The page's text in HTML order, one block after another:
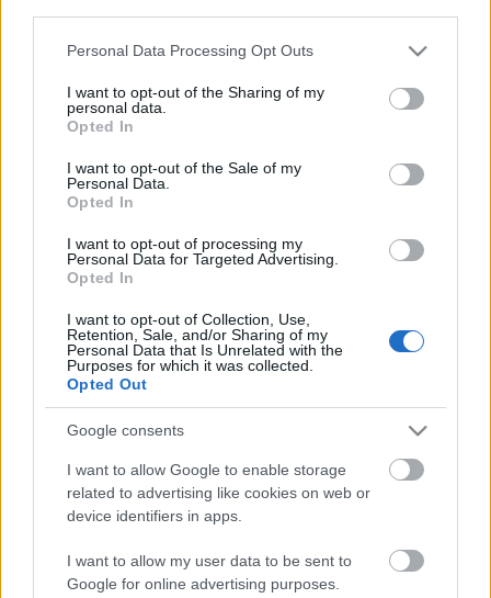
Please note that this website/app uses one or more Google
not limited to your visit or usage behaviour. You may click to
grant or deny consent to Google and its third-party tags to
use your data for below specified purposes in below Google
consent section.
Personal Data Processing Opt Outs
I want to opt-out of the Sharing of my
personal data.
Opted In
I want to opt-out of the Sale of my
Personal Data.
Opted In
I want to opt-out of processing my
Personal Data for Targeted Advertising.
Opted In
I want to opt-out of Collection, Use,
Retention, Sale, and/or Sharing of my
Personal Data that Is Unrelated with the
Purposes for which it was collected.
Opted Out
Google consents
I want to allow Google to enable storage
related to advertising like cookies on web or
device identifiers in apps.
I want to allow my user data to be sent to
Google for online advertising purposes.
Címkék:incidens coldfusion linode
Ajánlott bejegyzések:
OpenSSL - Fejlövés
Pwn2Own 2014
GnuTLS vs. SSL - GOTO cleanup
Megjött az OS X #gotofail folt és még sok